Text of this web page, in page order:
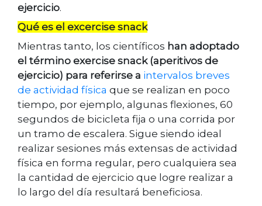
ejercicio.
Qué es el excercise snack
Mientras tanto, los científicos han adoptado
el término exercise snack (aperitivos de
ejercicio) para referirse a intervalos breves
de actividad física que se realizan en poco
tiempo, por ejemplo, algunas flexiones, 60
segundos de bicicleta fija o una corrida por
un tramo de escalera. Sigue siendo ideal
realizar sesiones más extensas de actividad
física en forma regular, pero cualquiera sea
la cantidad de ejercicio que logre realizar a
lo largo del día resultará beneficiosa.